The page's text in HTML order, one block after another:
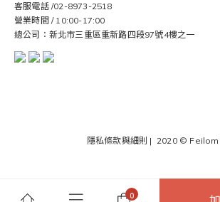
客服電話 /02-8973-2518
營業時間 / 10:00-17:00
總公司：新北市三重區重新路四段97號4樓之一
隱私條款與細則 | 2020 ©